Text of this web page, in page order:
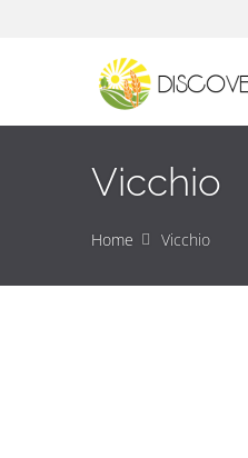
Vicchio
Home Vicchio